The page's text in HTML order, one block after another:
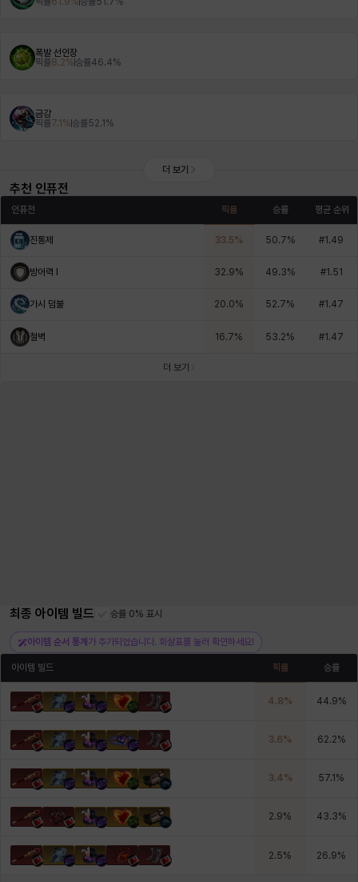
폭발 선인장
픽률8.2% 승률46.4%
금강
픽률7.1 % 승률52.1 %
더 보기
추천 인퓨전
인퓨전 픽률 승률 평균 순위
진통제 33.5% 50.7% #1.49
방어력 I 32.9% 49.3% #1.51
가시 덤불 20.0% 52.7% #1.47
철벽 16.7% 53.2% #1.47
더 보기
최종 아이템 빌드 승률 0% 표시
아이템 순서 통계 가 추가되었습니다. 화살표를 눌러 확인하세요!
아이템 빌드 픽률 승률
4.8% 44.9%
3.6% 62.2%
3.4% 57.1 %
2.9% 43.3%
2.5% 26.9%